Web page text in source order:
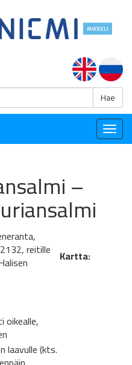
Hae
–
reitille Kartta:
oikealle,
laavulle (kts.